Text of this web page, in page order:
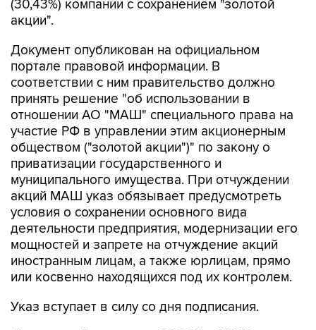
Документ опубликован на официальном
соответствии с ним правительство должно
принять решение "об использовании в
отношении АО "МАШ" специального права на
участие РФ в управлении этим акционерным
обществом ("золотой акции")" по закону о
приватизации государственного и
муниципального имущества. При отчуждении
акций МАШ указ обязывает предусмотреть
условия о сохранении основного вида
деятельности предприятия, модернизации его
мощностей и запрете на отчуждение акций
иностранным лицам, а также юрлицам, прямо
или косвенно находящихся под их контролем.
Указ вступает в силу со дня подписания.
Пакет акций в размере 66,06% в МАШ